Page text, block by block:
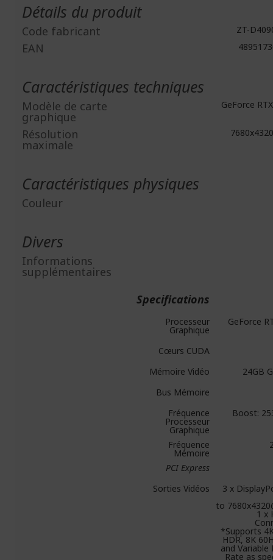
Détails du produit
Code fabricant ZT-
EAN
Caractéristiques techniques
Modèle de carte
graphique
GeForce
Résolution
maximale
Caractéristiques physiques
Couleur
Divers
Informations
supplémentaires
Specifications
Processeur
Graphique
GeForce
Cœurs CUDA
Mémoire Vidéo
24GB
Bus Mémoire
Fréquence
Processeur
Graphique
Boost:
Fréquence
Mémoire
PCI Express
Sorties Vidéos
3 x
to
1 x
*Supports
HDR, 8K
and Variable
Rate as